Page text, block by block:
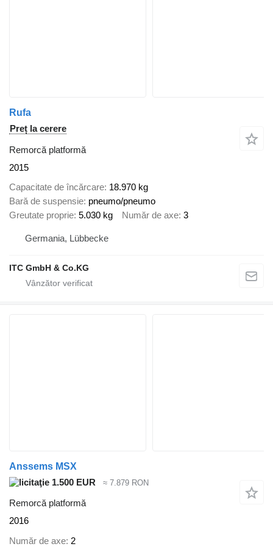
Rufa
Preț la cerere
Remorcă platformă
2015
Capacitate de încărcare 18.970 kg
Bară de suspensie pneumo/pneumo
Greutate proprie 5.030 kg Număr de axe 3
Germania, Lübbecke
ITC GmbH & Co.KG
Anssems MSX
1.500 EUR
≈ 7.879 RON
Remorcă platformă
2016
Număr de axe 2